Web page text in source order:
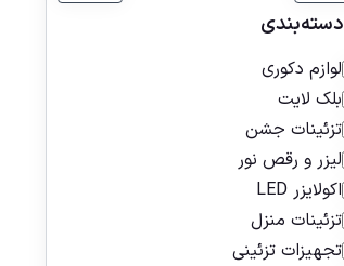
دسته‌بندی
لوازم دکوری
بلک لایت
تزئینات جشن
لیزر و رقص نور
اکولایزر LED
تزئینات منزل
تجهیزات تزئینی